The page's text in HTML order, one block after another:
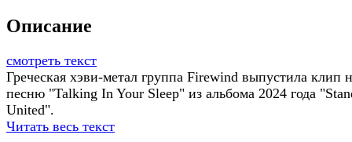
Описание
смотреть текст
Греческая хэви-метал группа Firewind выпустила клип
песню "Talking In Your Sleep" из альбома 2024 года
United".
Читать весь текст